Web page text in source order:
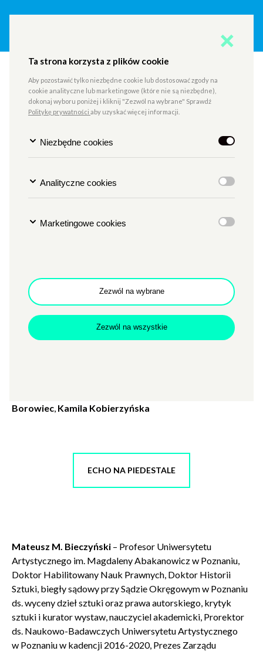
Spotkanie wokół wystawy
ECHO NA PIEDESTALE |
Galeria Fotografii pf
SZTUKI WIZUALNE
17.10.2025
Zapraszamy na spotkanie wokół wystawy zbiorowej
uczestników(-czek) Pracowni Fotografii
Borowiec, Kamila Kobierzyńska
ECHO NA PIEDESTALE
Mateusz M. Bieczyński – Profesor Uniwersytetu
Artystycznego im. Magdaleny Abakanowicz w Poznaniu,
Doktor Habilitowany Nauk Prawnych, Doktor Historii
Sztuki, biegły sądowy przy Sądzie Okręgowym w Poznaniu
ds. wyceny dzieł sztuki oraz prawa autorskiego, krytyk
sztuki i kurator wystaw, nauczyciel akademicki, Prorektor
ds. Naukowo-Badawczych Uniwersytetu Artystycznego
w Poznaniu w kadencji 2016-2020, Prezes Zarządu
Ta strona korzysta z plików cookie
Aby pozostawić tylko niezbędne cookie lub dostosować zgody na
cookie analityczne lub marketingowe (które nie są niezbędne),
dokonaj wyboru poniżej i kliknij "Zezwól na wybrane" Sprawdź
Politykę prywatności aby uzyskać więcej informacji.
Niezbędne cookies
Analityczne cookies
Marketingowe cookies
Zezwól na wybrane
Zezwól na wszystkie